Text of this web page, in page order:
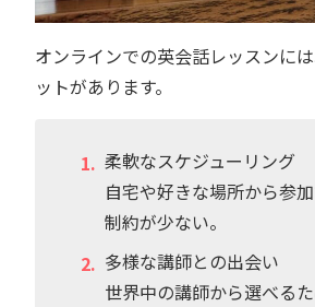
オンラインでの英会話レッスンに
ットがあります。
柔軟なスケジューリング
自宅や好きな場所から参
制約が少ない。
多様な講師との出会い
世界中の講師から選べる